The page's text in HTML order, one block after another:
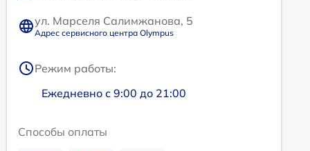
ул. Марселя Салимжанова, 5
Адрес сервисного центра Olympus
Режим работы:
Ежедневно с 9:00 до 21:00
Способы оплаты